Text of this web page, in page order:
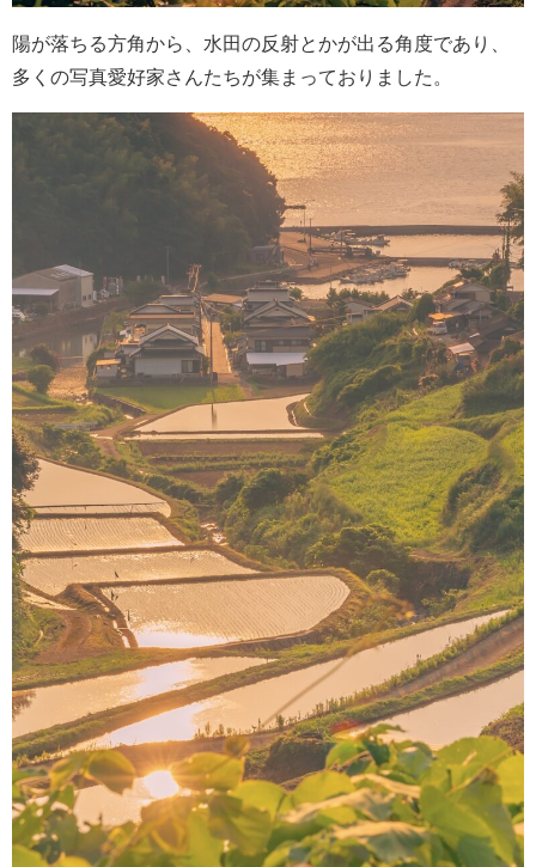
陽が落ちる方角から、水田の反射とかが出る角度であり、
多くの写真愛好家さんたちが集まっておりました。